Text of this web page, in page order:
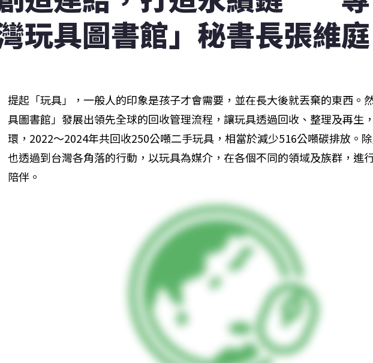
玩具圖書館」秘書長張維庭
提起「玩具」，一般人的印象是孩子才會需要，並在長大後就丟棄的東西。
具圖書館」發展出領先全球的回收管理流程，讓玩具透過回收、整理及再生
環，2022～2024年共回收250公噸二手玩具，相當於減少516公噸碳排放。
也透過到台灣各角落的行動，以玩具為媒介，在各個不同的領域及族群，進
陪伴。